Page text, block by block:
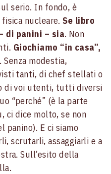
serio. In fondo, è
fisica nucleare.Se libro
di panini – sia. Non
Giochiamo “in casa”,
. Senza modestia,
tanti, di chef stellati o
di voi utenti, tutti diversi
“perché” (è la parte
ci dice molto, se non
E ci siamo
scrutarli, assaggiarli e a
Sull’esito della